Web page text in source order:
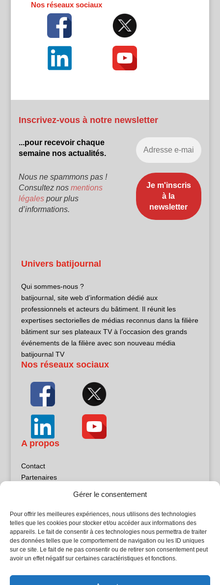
Gérer le consentement
Pour offrir les meilleures expériences, nous utilisons des technologies
telles que les cookies pour stocker et/ou accéder aux informations des
appareils. Le fait de consentir à ces technologies nous permettra de traiter
des données telles que le comportement de navigation ou les ID uniques
sur ce site. Le fait de ne pas consentir ou de retirer son consentement peut
avoir un effet négatif sur certaines caractéristiques et fonctions.
Nos réseaux sociaux
Inscrivez-vous à notre newsletter
...pour recevoir chaque
semaine nos actualités.
Nous ne spammons pas !
Consultez nosmentions
légales pour plus
d’informations.
Univers batijournal
Qui sommes-nous ?
batijournal, site web d’information dédié aux
professionnels et acteurs du bâtiment. Il réunit les
expertises sectorielles de médias reconnus dans la filière
bâtiment sur ses plateaux TV à l’occasion des grands
événements de la filière avec son nouveau média
batijournal TV
Nos réseaux sociaux
A propos
Contact
Partenaires
Politique de confidentialité
Sites partenaires
5Façades
Atrium Patrimoine